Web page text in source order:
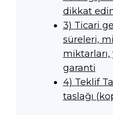
dikkat
3) Ticari
süreleri,
garanti
4) Teklif
taslağı